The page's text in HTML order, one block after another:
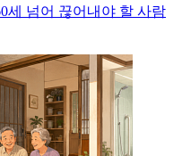
세 넘어 끊어내야 할 사람